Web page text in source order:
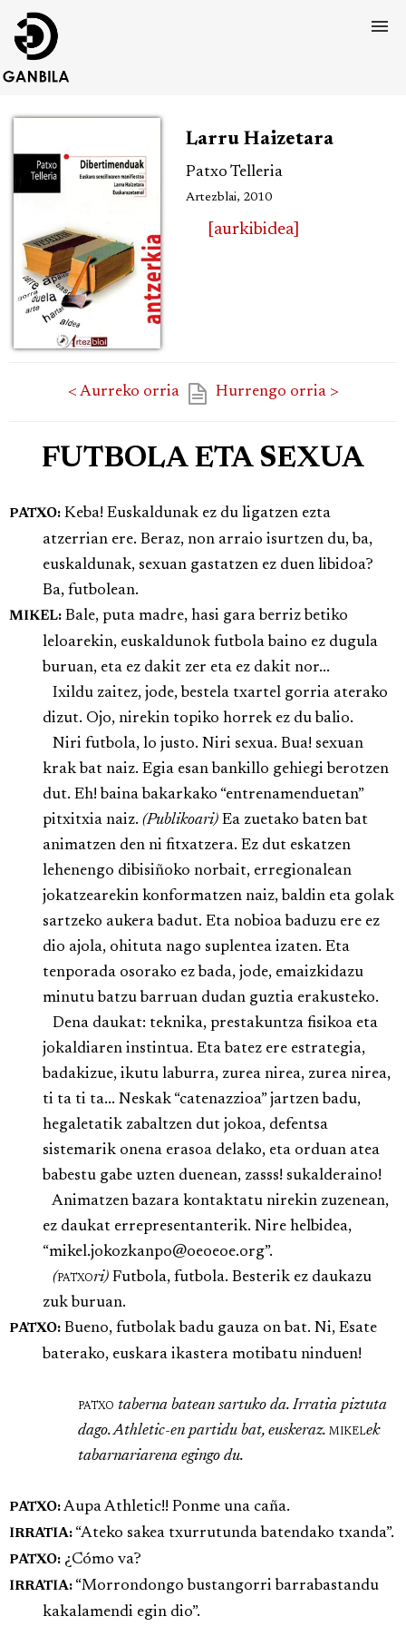
Larru Haizetara
Patxo Telleria
Artezblai, 2010
[aurkibidea]
< Aurreko orria Hurrengo orria >
FUTBOLA ETA SEXUA
PATXO: Keba! Euskaldunak ez du ligatzen ezta
atzerrian ere. Beraz, non arraio isurtzen du, ba,
euskaldunak, sexuan gastatzen ez duen libidoa?
Ba, futbolean.
MIKEL: Bale, puta madre, hasi gara berriz betiko
leloarekin, euskaldunok futbola baino ez dugula
buruan, eta ez dakit zer eta ez dakit nor...
Ixildu zaitez, jode, bestela txartel gorria aterako
dizut. Ojo, nirekin topiko horrek ez du balio.
Niri futbola, lo justo. Niri sexua. Bua! sexuan
krak bat naiz. Egia esan bankillo gehiegi berotzen
dut. Eh! baina bakarkako “entrenamenduetan”
pitxitxia naiz.(Publikoari) Ea zuetako baten bat
animatzen den ni fitxatzera. Ez dut eskatzen
lehenengo dibisiñoko norbait, erregionalean
jokatzearekin konformatzen naiz, baldin eta golak
sartzeko aukera badut. Eta nobioa baduzu ere ez
dio ajola, ohituta nago suplentea izaten. Eta
tenporada osorako ez bada, jode, emaizkidazu
minutu batzu barruan dudan guztia erakusteko.
Dena daukat: teknika, prestakuntza fisikoa eta
jokaldiaren instintua. Eta batez ere estrategia,
badakizue, ikutu laburra, zurea nirea, zurea nirea,
ti ta ti ta... Neskak “catenazzioa” jartzen badu,
hegaletatik zabaltzen dut jokoa, defentsa
sistemarik onena erasoa delako, eta orduan atea
babestu gabe uzten duenean, zasss! sukalderaino!
Animatzen bazara kontaktatu nirekin zuzenean,
ez daukat errepresentanterik. Nire helbidea,
“mikel.jokozkanpo@oeoeoe.org”.
(patxori) Futbola, futbola. Besterik ez daukazu
zuk buruan.
PATXO: Bueno, futbolak badu gauza on bat. Ni, Esate
baterako, euskara ikastera motibatu ninduen!
patxo taberna batean sartuko da. Irratia piztuta
dago. Athletic-en partidu bat, euskeraz. mikelek
tabarnariarena egingo du.
PATXO: Aupa Athletic!! Ponme una caña.
IRRATIA: “Ateko sakea txurrutunda batendako txanda”.
PATXO: ¿Cómo va?
IRRATIA: “Morrondongo bustangorri barrabastandu
kakalamendi egin dio”.